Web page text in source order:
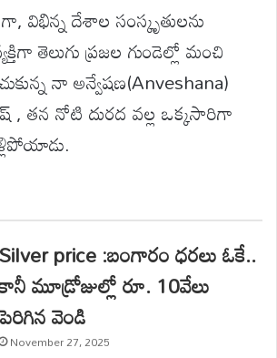
విభిన్న దేశాల సంస్కృతులను
తెలుగు ప్రజల గుండెల్లో మంచి
నా అన్వేషణ(Anveshana)
, తన నోటి దురద వల్ల ఒక్కసారిగా
Silver price :బంగారం ధరలు ఓకే..
మూడ్రోజుల్లో రూ. 10వేలు
వెండి
November 27, 2025